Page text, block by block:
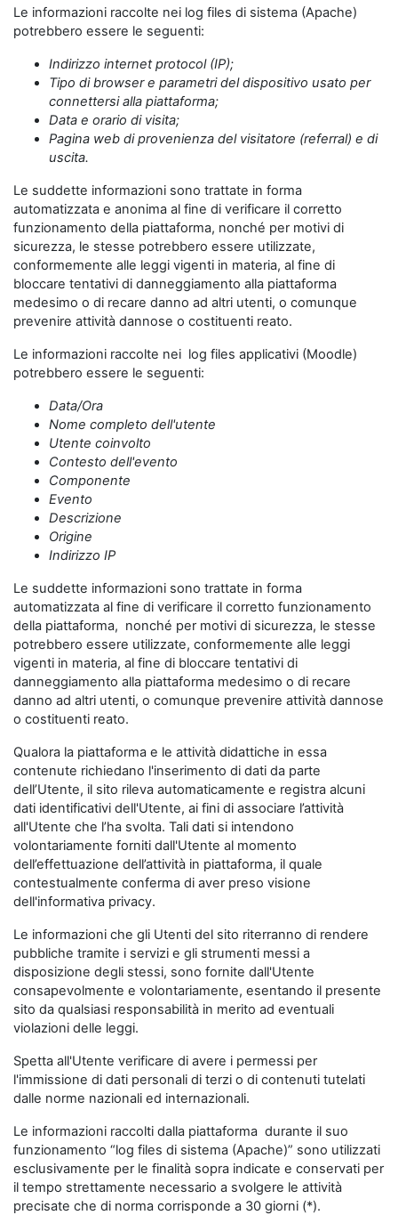
Le informazioni raccolte nei log files di sistema (Apache)
potrebbero essere le seguenti:
Indirizzo internet protocol (IP);
Tipo di browser e parametri del dispositivo usato per
connettersi alla piattaforma;
Data e orario di visita;
Pagina web di provenienza del visitatore (referral) e di
uscita.
Le suddette informazioni sono trattate in forma
automatizzata e anonima al fine di verificare il corretto
funzionamento della piattaforma, nonché per motivi di
sicurezza, le stesse potrebbero essere utilizzate,
conformemente alle leggi vigenti in materia, al fine di
bloccare tentativi di danneggiamento alla piattaforma
medesimo o di recare danno ad altri utenti, o comunque
prevenire attività dannose o costituenti reato.
Le informazioni raccolte nei log files applicativi (Moodle)
potrebbero essere le seguenti:
Data/Ora
Nome completo dell'utente
Utente coinvolto
Contesto dell'evento
Componente
Evento
Descrizione
Origine
Indirizzo IP
Le suddette informazioni sono trattate in forma
automatizzata al fine di verificare il corretto funzionamento
della piattaforma, nonché per motivi di sicurezza, le stesse
potrebbero essere utilizzate, conformemente alle leggi
vigenti in materia, al fine di bloccare tentativi di
danneggiamento alla piattaforma medesimo o di recare
danno ad altri utenti, o comunque prevenire attività dannose
o costituenti reato.
Qualora la piattaforma e le attività didattiche in essa
contenute richiedano l'inserimento di dati da parte
dell’Utente, il sito rileva automaticamente e registra alcuni
dati identificativi dell'Utente, ai fini di associare l’attività
all'Utente che l’ha svolta. Tali dati si intendono
volontariamente forniti dall'Utente al momento
dell’effettuazione dell’attività in piattaforma, il quale
contestualmente conferma di aver preso visione
dell'informativa privacy.
Le informazioni che gli Utenti del sito riterranno di rendere
pubbliche tramite i servizi e gli strumenti messi a
disposizione degli stessi, sono fornite dall'Utente
consapevolmente e volontariamente, esentando il presente
sito da qualsiasi responsabilità in merito ad eventuali
violazioni delle leggi.
Spetta all'Utente verificare di avere i permessi per
l'immissione di dati personali di terzi o di contenuti tutelati
dalle norme nazionali ed internazionali.
Le informazioni raccolti dalla piattaforma durante il suo
funzionamento “log files di sistema (Apache)” sono utilizzati
esclusivamente per le finalità sopra indicate e conservati per
il tempo strettamente necessario a svolgere le attività
precisate che di norma corrisponde a 30 giorni (*).